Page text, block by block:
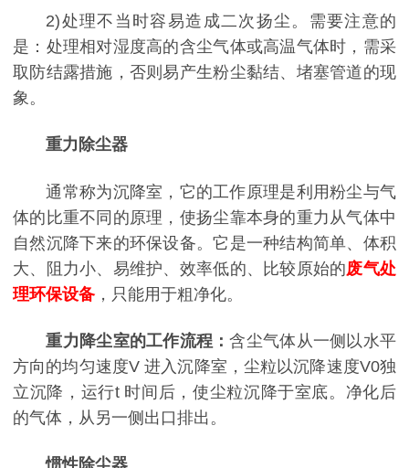
2)处理不当时容易造成二次扬尘。需要注意的
是：处理相对湿度高的含尘气体或高温气体时，需采
取防结露措施，否则易产生粉尘黏结、堵塞管道的现
象。
重力除尘器
通常称为沉降室，它的工作原理是利用粉尘与气
体的比重不同的原理，使扬尘靠本身的重力从气体中
自然沉降下来的环保设备。它是一种结构简单、体积
大、阻力小、易维护、效率低的、比较原始的废气处
理环保设备 ，只能用于粗净化。
重力降尘室的工作流程：含尘气体从一侧以水平
方向的均匀速度V 进入沉降室，尘粒以沉降速度V0独
立沉降，运行t 时间后，使尘粒沉降于室底。净化后
的气体，从另一侧出口排出。